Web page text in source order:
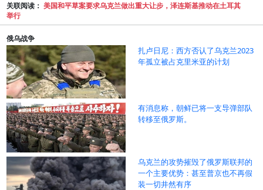
关联阅读： 美国和平草案要求乌克兰做出重大让步，泽连斯基推动在土耳其
举行
俄乌战争
扎卢日尼：西方否认了乌克兰2023
年孤立被占克里米亚的计划
有消息称，朝鲜已将一支导弹部队
转移至俄罗斯。
乌克兰的攻势摧毁了俄罗斯联邦的
一个主要优势：甚至普京也不再假
装一切井然有序